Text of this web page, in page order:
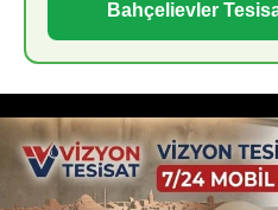
Bahçelievler